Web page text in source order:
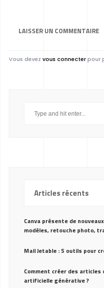
LAISSER UN COMMENTAIRE
Vous devez vous connecterpour
Articles récents
Canva présente de
modèles, retouche photo,
Mail Jetable : 5 outils pour
Comment créer des articles
artificielle générative ?